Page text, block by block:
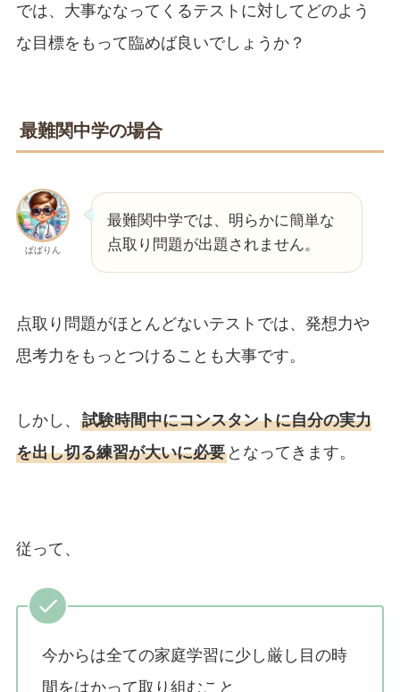
では、大事ななってくるテストに対してどのよう
な目標をもって臨めば良いでしょうか？
最難関中学の場合
ぱぱりん
最難関中学では、明らかに簡単な
点取り問題が出題されません。
点取り問題がほとんどないテストでは、発想力や
思考力をもっとつけることも大事です。
しかし、 試験時間中にコンスタントに自分の実力
を出し切る練習が大いに必要となってきます。
従って、
今からは全ての家庭学習に少し厳し目の時
間をはかって取り組むこと